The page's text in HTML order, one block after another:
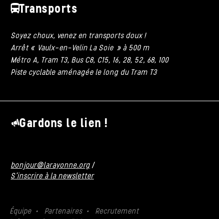
Transports
Soyez choux, venez en transports doux !
Arrêt « Vaulx-en-Velin La Soie » à 500 m
Métro A, Tram T3, Bus C8, C15, 16, 28, 52, 68, 100
Piste cyclable aménagée le long du Tram T3
Gardons le lien !
bonjour@larayonne.org /
S'inscrire à la newsletter
Équipe Partenaires
Recrutement